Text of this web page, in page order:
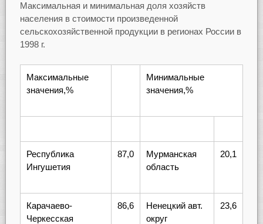
Максимальная и минимальная доля хозяйств
населения в стоимости произведенной
сельскохозяйственной продукции в регионах России в
1998 г.
Максимальные
значения,%
Минимальные
значения,%
Республика
Ингушетия
87,0
Мурманская
область
20,1
Карачаево-
Черкесская
86,6
Ненецкий авт.
округ
23,6